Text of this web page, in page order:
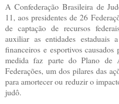
A Confederação Brasileira de
11, aos presidentes de 26
de captação de recursos
auxiliar as entidades estaduais
financeiros e esportivos
medida faz parte do Plano de
Federações, um dos pilares das
para amortecer ou reduzir o
judô.